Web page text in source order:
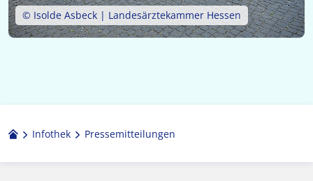
© Isolde Asbeck | Landesärztekammer Hessen
Infothek Pressemitteilungen